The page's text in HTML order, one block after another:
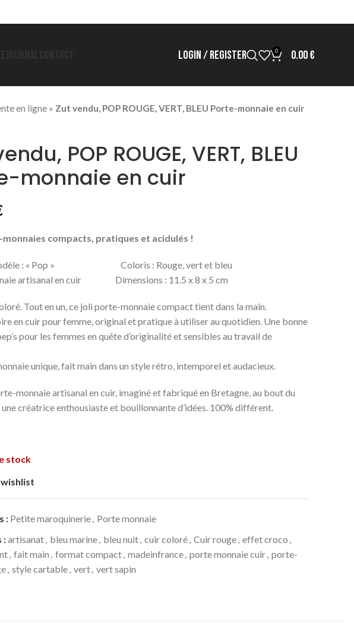
LOGIN / REGISTER 0 0.00€
en ligne » Zut vendu, POP ROUGE, VERT, BLEU Porte-monnaie en cuir
POP ROUGE, VERT, BLEU
monnaie en cuir
compacts, pratiques et acidulés !
: « Pop » Coloris : Rouge, vert et bleu
artisanal en cuir Dimensions : 11.5 x 8 x 5 cm
Tout en un, ce joli porte-monnaie compact tient dans la main.
en cuir pour femme, original et pratique à utiliser au quotidien. Une bonne
pour les femmes en quête d’originalité et sensibles au travail de
unique, fait main dans un style rétro, intemporel et audacieux.
monnaie artisanal en cuir, imaginé et fabriqué en Bretagne, au bout du
créatrice enthousiaste et bouillonnante d’idées. 100% différent.
stock
: Petite maroquinerie, Porte monnaie
:artisanat, bleu marine, bleu nuit, cuir coloré, Cuir rouge, effet croco ,
, fait main , format compact, madeinfrance, porte monnaie cuir, porte-
, style cartable, vert, vert sapin